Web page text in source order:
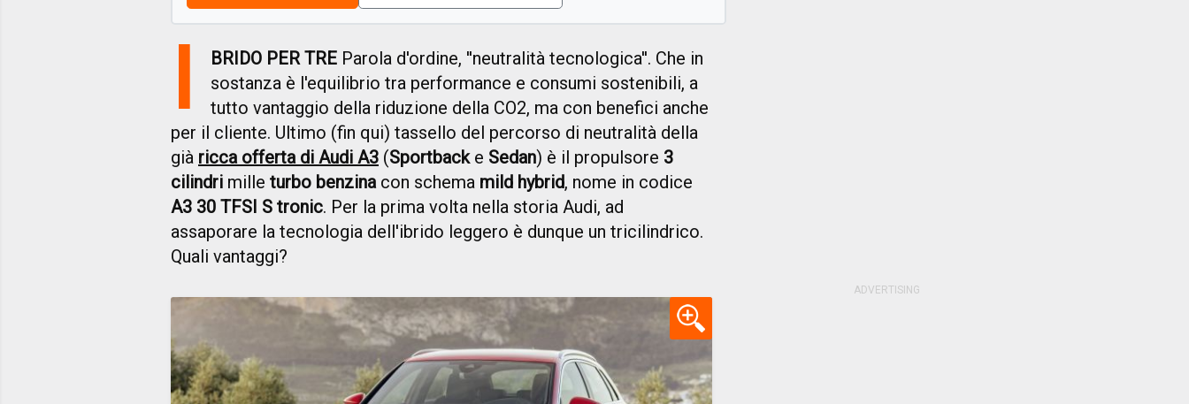
BRIDO PER TRE Parola d'ordine, ''neutralità tecnologica''. Che in
sostanza è l'equilibrio tra performance e consumi sostenibili, a
tutto vantaggio della riduzione della CO2, ma con benefici anche
per il cliente. Ultimo (fin qui) tassello del percorso di neutralità della
già ricca offerta di Audi A3 (Sportbacke Sedan) è il propulsore 3
cilindri mille turbo benzinacon schema mild hybrid, nome in codice
A3 30 TFSI S tronic. Per la prima volta nella storia Audi, ad
assaporare la tecnologia dell'ibrido leggero è dunque un tricilindrico.
Quali vantaggi?